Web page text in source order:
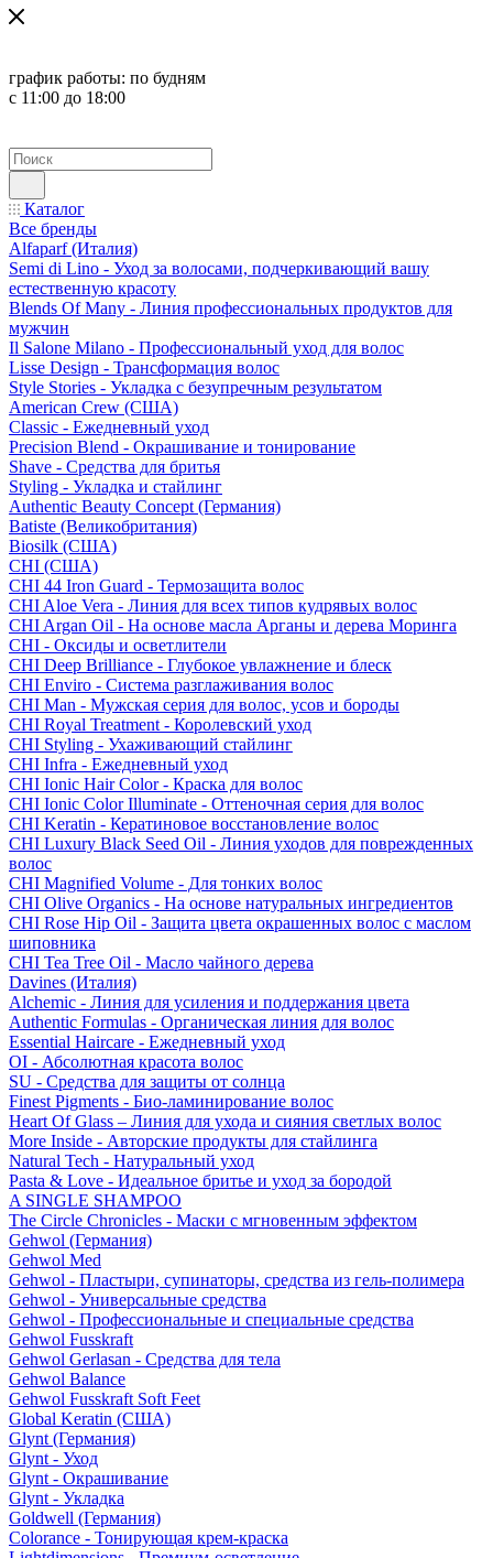
график работы: по будням
с 11:00 до 18:00
Каталог
Все бренды
Alfaparf (Италия)
Semi di Lino - Уход за волосами, подчеркивающий вашу
естественную красоту
Blends Of Many - Линия профессиональных продуктов для
мужчин
Il Salone Milano - Профессиональный уход для волос
Lisse Design - Трансформация волос
Style Stories - Укладка с безупречным результатом
American Crew (США)
Classic - Ежедневный уход
Precision Blend - Окрашивание и тонирование
Shave - Средства для бритья
Styling - Укладка и стайлинг
Authentic Beauty Concept (Германия)
Batiste (Великобритания)
Biosilk (США)
CHI (США)
CHI 44 Iron Guard - Термозащита волос
CHI Aloe Vera - Линия для всех типов кудрявых волос
CHI Argan Oil - На основе масла Арганы и дерева Моринга
CHI - Оксиды и осветлители
CHI Deep Brilliance - Глубокое увлажнение и блеск
CHI Enviro - Система разглаживания волос
CHI Man - Мужская серия для волос, усов и бороды
CHI Royal Treatment - Королевский уход
CHI Styling - Ухаживающий стайлинг
CHI Infra - Ежедневный уход
CHI Ionic Hair Color - Краска для волос
CHI Ionic Color Illuminate - Оттеночная серия для волос
CHI Keratin - Кератиновое восстановление волос
CHI Luxury Black Seed Oil - Линия уходов для поврежденных
волос
CHI Magnified Volume - Для тонких волос
CHI Olive Organics - На основе натуральных ингредиентов
CHI Rose Hip Oil - Защита цвета окрашенных волос с маслом
шиповника
CHI Tea Tree Oil - Масло чайного дерева
Davines (Италия)
Alchemic - Линия для усиления и поддержания цвета
Authentic Formulas - Органическая линия для волос
Essential Haircare - Eжедневный уход
OI - Абсолютная красота волос
SU - Средства для защиты от солнца
Finest Pigments - Био-ламинирование волос
Heart Of Glass – Линия для ухода и сияния светлых волос
More Inside - Авторские продукты для стайлинга
Natural Tech - Натуральный уход
Pasta & Love - Идеальное бритье и уход за бородой
A SINGLE SHAMPOO
The Circle Chronicles - Маски с мгновенным эффектом
Gehwol (Германия)
Gehwol Med
Gehwol - Пластыри, супинаторы, средства из гель-полимера
Gehwol - Универсальные средства
Gehwol - Профессиональные и специальные средства
Gehwol Fusskraft
Gehwol Gerlasan - Средства для тела
Gehwol Balance
Gehwol Fusskraft Soft Feet
Global Keratin (США)
Glynt (Германия)
Glynt - Уход
Glynt - Окрашивание
Glynt - Укладка
Goldwell (Германия)
Colorance - Тонирующая крем-краска